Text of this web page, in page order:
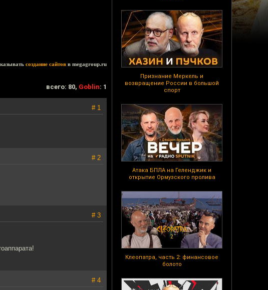
Признание Меркель и
возвращение России в большой
спорт
Атака БПЛА на Геленджик и
открытие Ормузского пролива
Клеопатра, часть 2: финансовое
болото
создание сайтов в megagroup.ru
всего: 80, Goblin: 1
# 1
# 2
# 3
# 4